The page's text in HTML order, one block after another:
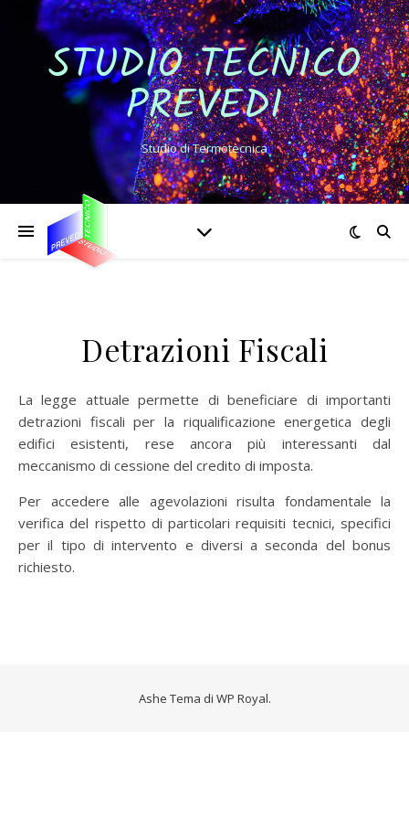
STUDIO TECNICO
PREVEDI
Studio di Termotecnica
Detrazioni Fiscali
La legge attuale permette di beneficiare di importanti
detrazioni fiscali per la riqualificazione energetica degli
edifici esistenti, rese ancora più interessanti dal
meccanismo di cessione del credito di imposta.
Per accedere alle agevolazioni risulta fondamentale la
verifica del rispetto di particolari requisiti tecnici, specifici
per il tipo di intervento e diversi a seconda del bonus
richiesto.
Ashe Tema di WP Royal.